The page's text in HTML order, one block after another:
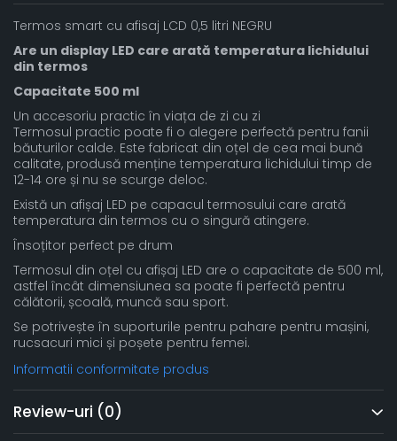
Termos smart cu afisaj LCD 0,5 litri NEGRU
Are un display LED care arată temperatura lichidului
din termos
Capacitate 500 ml
Un accesoriu practic în viața de zi cu zi
Termosul practic poate fi o alegere perfectă pentru fanii
băuturilor calde. Este fabricat din oțel de cea mai bună
calitate, produsă menține temperatura lichidului timp de
12-14 ore și nu se scurge deloc.
Există un afișaj LED pe capacul termosului care arată
temperatura din termos cu o singură atingere.
Însoțitor perfect pe drum
Termosul din oțel cu afișaj LED are o capacitate de 500 ml,
astfel încât dimensiunea sa poate fi perfectă pentru
călătorii, școală, muncă sau sport.
Se potrivește în suporturile pentru pahare pentru mașini,
rucsacuri mici și poșete pentru femei.
Informatii conformitate produs
Review-uri (0)